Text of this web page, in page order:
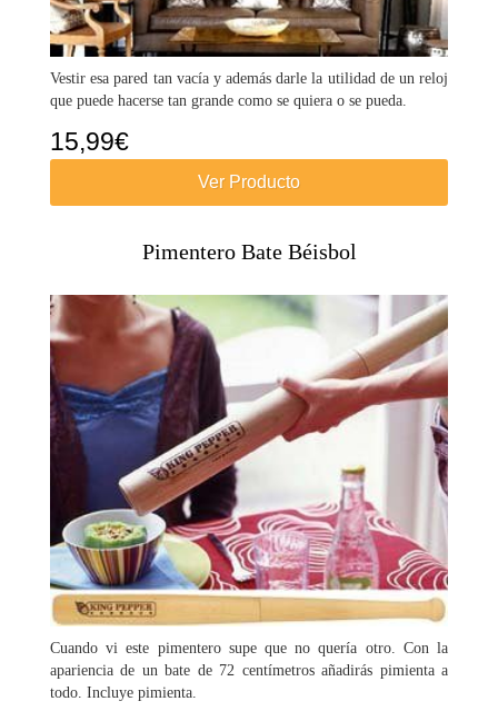
Vestir esa pared tan vacía y además darle la utilidad de un reloj
que puede hacerse tan grande como se quiera o se pueda.
15,99€
Ver Producto
Pimentero Bate Béisbol
Cuando vi este pimentero supe que no quería otro. Con la
apariencia de un bate de 72 centímetros añadirás pimienta a
todo. Incluye pimienta.